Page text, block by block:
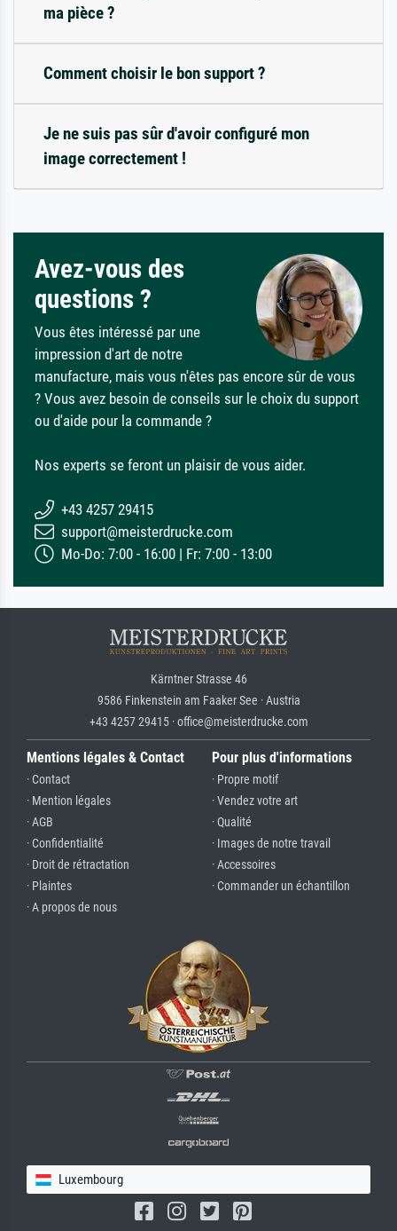
ma pièce ?
Comment choisir le bon support ?
Je ne suis pas sûr d'avoir configuré mon
image correctement !
Avez-vous des
questions ?
Vous êtes intéressé par une
impression d'art de notre
manufacture, mais vous n'êtes pas encore sûr de vous
? Vous avez besoin de conseils sur le choix du support
ou d'aide pour la commande ?
Nos experts se feront un plaisir de vous aider.
+43 4257 29415
support@meisterdrucke.com
Mo-Do: 7:00 - 16:00 | Fr: 7:00 - 13:00
Kärntner Strasse 46
9586 Finkenstein am Faaker See · Austria
+43 4257 29415 · office@meisterdrucke.com
Mentions légales & Contact
· Contact
· Mention légales
· AGB
· Confidentialité
· Droit de rétractation
· Plaintes
· A propos de nous
Pour plus d'informations
· Propre motif
· Vendez votre art
· Qualité
· Images de notre travail
· Accessoires
· Commander un échantillon
Luxembourg